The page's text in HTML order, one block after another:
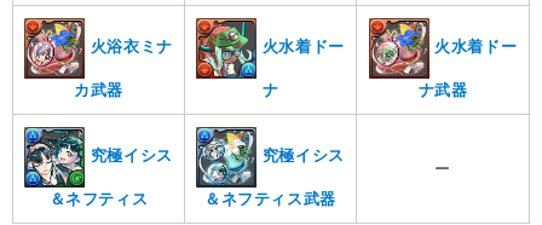
火浴衣ミナ
カ武器
火水着ドー
ナ
火水着ドー
ナ武器
究極イシス
＆ネフティス
究極イシス
＆ネフティス武器
ー